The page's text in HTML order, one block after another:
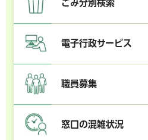
ごみ分別検索
電子行政サービス
職員募集
窓口の混雑状況